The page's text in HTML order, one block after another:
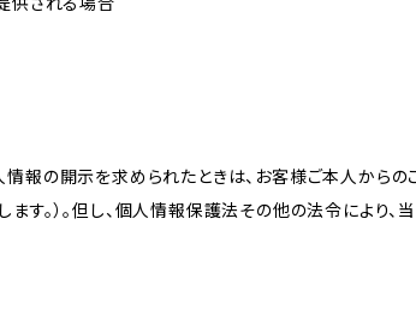
報の開示を求められたときは、お客様ご本人から
す。）。但し、個人情報保護法その他の法令により